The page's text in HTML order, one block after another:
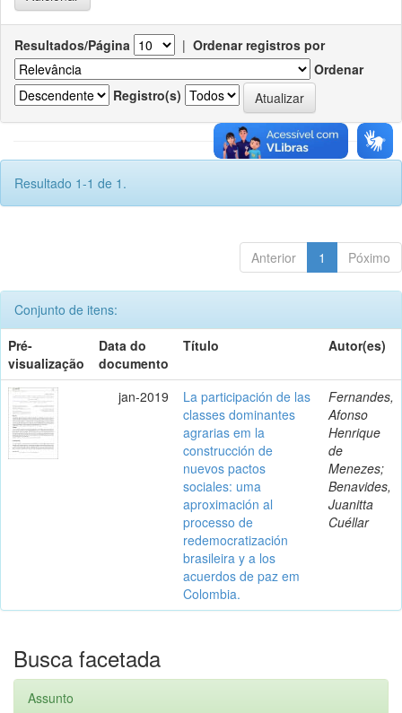
Resultados/Página | Ordenar registros por
Ordenar
Registro(s)
Resultado 1-1 de 1.
Anterior 1 Póximo
Conjunto de itens:
Pré-
visualização
Data do
documento
Título Autor(es)
jan-2019
La participación de las
classes dominantes
agrarias em la
construcción de
nuevos pactos
sociales: uma
aproximación al
processo de
redemocratización
brasileira y a los
acuerdos de paz em
Colombia.
Fernandes,
Afonso
Henrique
de
Menezes;
Benavides,
Juanitta
Cuéllar
Busca facetada
Assunto